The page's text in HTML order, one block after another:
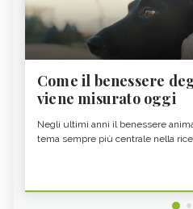
Come il benessere
viene misurato oggi
Negli ultimi anni il benessere
tema sempre più centrale nella